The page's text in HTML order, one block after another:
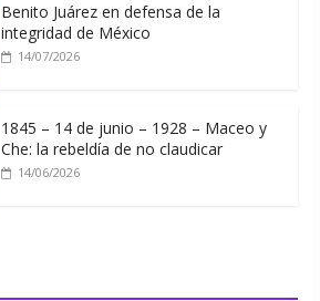
Benito Juárez en defensa de la
integridad de México
14/07/2026
1845 – 14 de junio – 1928 – Maceo y
Che: la rebeldía de no claudicar
14/06/2026